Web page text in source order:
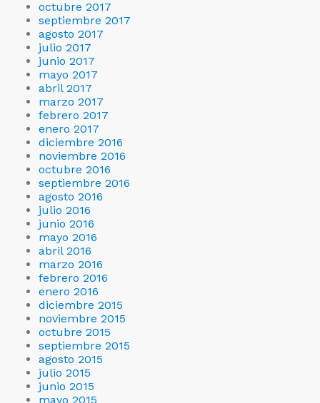
octubre 2017
septiembre 2017
agosto 2017
julio 2017
junio 2017
mayo 2017
abril 2017
marzo 2017
febrero 2017
enero 2017
diciembre 2016
noviembre 2016
octubre 2016
septiembre 2016
agosto 2016
julio 2016
junio 2016
mayo 2016
abril 2016
marzo 2016
febrero 2016
enero 2016
diciembre 2015
noviembre 2015
octubre 2015
septiembre 2015
agosto 2015
julio 2015
junio 2015
mayo 2015